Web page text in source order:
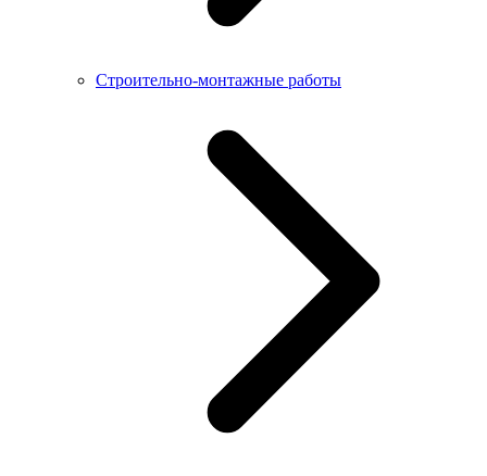
Строительно-монтажные работы